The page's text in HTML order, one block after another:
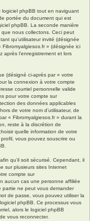
logiciel phpBB tout en naviguant
portée du document qui est
phpBB. La seconde manière
nous collectons. Ceci peut
qu’utilisateur invité (désignée
Fibromyalgiesos.fr » (désignée ici
l’enregistrement et lors
(désigné ci-après par « votre
la connexion à votre compte
courriel personnelle valide
pour votre compte sur
des données applicables
de votre nom d’utilisateur, de
« Fibromyalgiesos.fr » durant la
reste à la discrétion de
quelle information de votre
vous pouvez souscrire ou
qu’il soit sécurisé. Cependant, il
sur plusieurs sites Internet
compte sur
aucun cas une personne affiliée
partie ne peut vous demander
de passe, vous pouvez utiliser la
phpBB. Ce processus vous
alors le logiciel phpBB
vous reconnecter.